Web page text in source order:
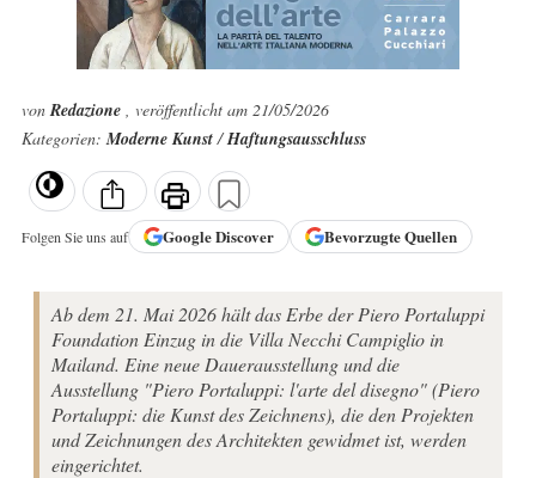
vonRedazione , veröffentlicht am 21/05/2026
Kategorien:Moderne Kunst/Haftungsausschluss
Folgen Sie uns auf GoogleDiscover Bevorzugte Quellen
Ab dem 21. Mai 2026 hält das Erbe der Piero Portaluppi
Foundation Einzug in die Villa Necchi Campiglio in
Mailand. Eine neue Dauerausstellung und die
Ausstellung "Piero Portaluppi: l'arte del disegno" (Piero
Portaluppi: die Kunst des Zeichnens), die den Projekten
und Zeichnungen des Architekten gewidmet ist, werden
eingerichtet.